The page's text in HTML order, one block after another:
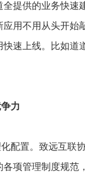
提供的业务快
用不用从头开
速上线。比如
力
配置。致远互联
项管理制度规